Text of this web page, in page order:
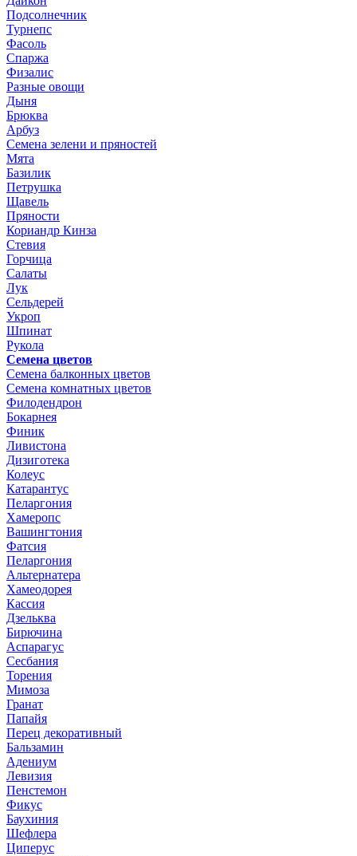
Подсолнечник
Турнепс
Фасоль
Спаржа
Физалис
Разные овощи
Дыня
Брюква
Арбуз
Семена зелени и пряностей
Мята
Базилик
Петрушка
Щавель
Пряности
Кориандр Кинза
Стевия
Горчица
Салаты
Лук
Сельдерей
Укроп
Шпинат
Рукола
Семена цветов
Семена балконных цветов
Семена комнатных цветов
Филодендрон
Бокарнея
Финик
Ливистона
Дизиготека
Колеус
Катарантус
Пеларгония
Хамеропс
Вашингтония
Фатсия
Пеларгония
Альтернатера
Хамеодорея
Кассия
Дзельква
Бирючина
Аспарагус
Сесбания
Торения
Мимоза
Гранат
Папайя
Перец декоративный
Бальзамин
Адениум
Левизия
Пенстемон
Фикус
Баухиния
Шефлера
Циперус